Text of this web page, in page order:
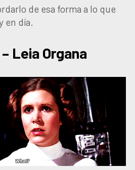
de esa forma a lo que
en día.
Leia Organa